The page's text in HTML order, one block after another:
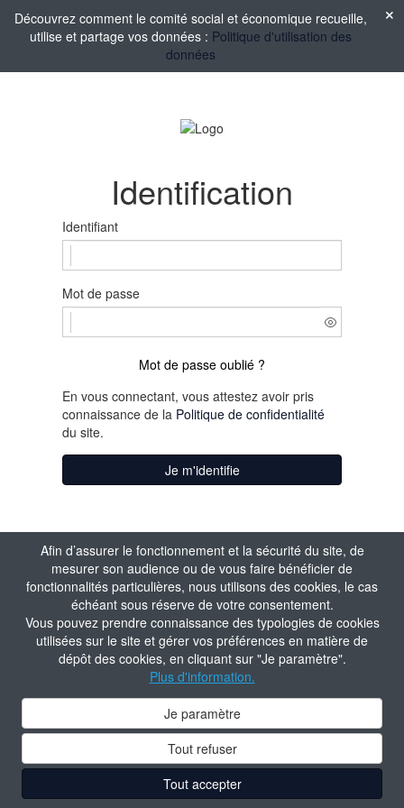
Afin d’assurer le fonctionnement et la sécurité du site, de
mesurer son audience ou de vous faire bénéficier de
fonctionnalités particulières, nous utilisons des cookies, le cas
échéant sous réserve de votre consentement.
Vous pouvez prendre connaissance des typologies de cookies
utilisées sur le site et gérer vos préférences en matière de
dépôt des cookies, en cliquant sur "Je paramètre".
Plus d'information.
Je paramètre
Tout refuser
Tout accepter
Découvrez comment le comité social et économique recueille,
utilise et partage vos données : Politique d'utilisation des
données
Identification
Identifiant
Mot de passe
Mot de passe oublié ?
En vous connectant, vous attestez avoir pris
connaissance de la Politique de confidentialité
du site.
Je m'identifie